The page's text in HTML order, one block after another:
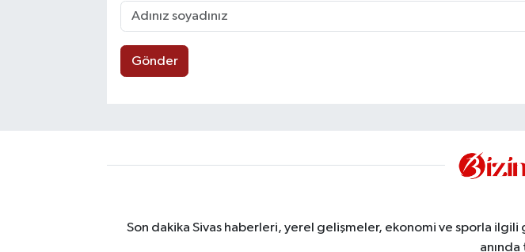
Gönder
Son dakika Sivas haberleri, yerel gelişmeler, ekonomi ve sporla